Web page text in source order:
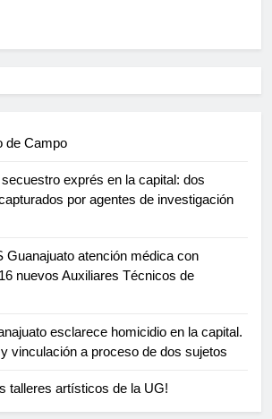
de Campo
exprés en la capital: dos
por agentes de investigación
Guanajuato atención médica con
nuevos Auxiliares Técnicos de
esclarece homicidio en la capital.
vinculación a proceso de dos sujetos
talleres artísticos de la UG!